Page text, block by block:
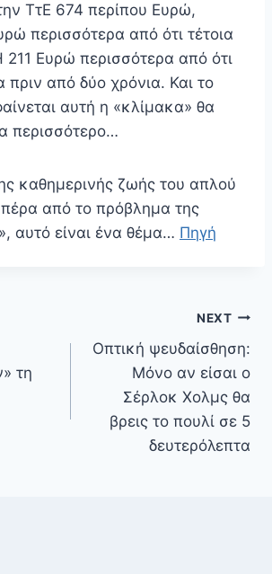
ΤτΕ 674 περίπου Ευρώ,
περισσότερα από ότι τέτοια
Ευρώ περισσότερα από ότι
πριν από δύο χρόνια. Και το
αυτή η «κλίμακα» θα
περισσότερο…
καθημερινής ζωής του απλού
από το πρόβλημα της
αυτό είναι ένα θέμα… Πηγή
τη
NEXT
Οπτική ψευδαίσθηση:
Μόνο αν είσαι ο
Σέρλοκ Χολμς θα
βρεις το πουλί σε 5
δευτερόλεπτα